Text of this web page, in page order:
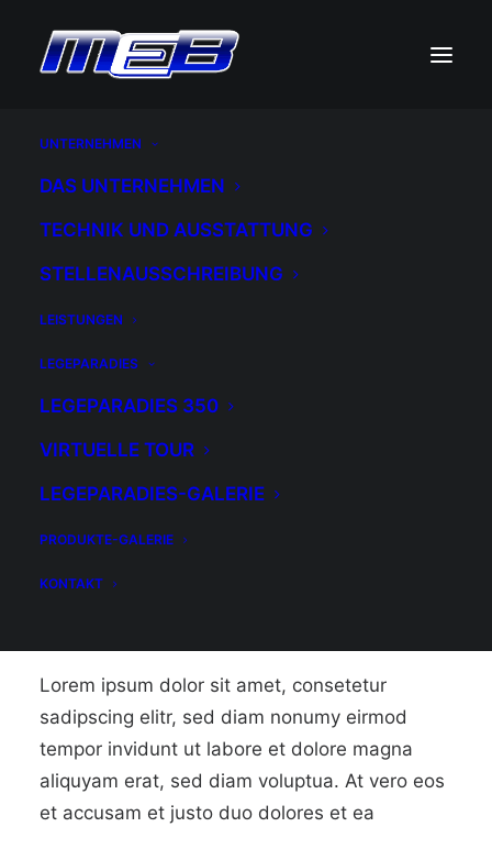
UNTERNEHMEN
DAS UNTERNEHMEN
TECHNIK UND AUSSTATTUNG
STELLENAUSSCHREIBUNG
LEISTUNGEN
LEGEPARADIES
LEGEPARADIES 350
VIRTUELLE TOUR
LEGEPARADIES-GALERIE
PRODUKTE-GALERIE
KONTAKT
Beispiel-Beitrag 6
24. OKTOBER 2019
Lorem ipsum dolor sit amet, consetetur
sadipscing elitr, sed diam nonumy eirmod
tempor invidunt ut labore et dolore magna
aliquyam erat, sed diam voluptua. At vero eos
et accusam et justo duo dolores et ea